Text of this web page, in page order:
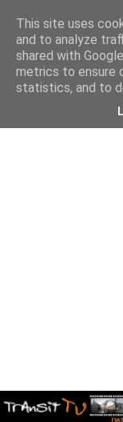
This site uses
and to analyze
shared with
metrics to ensure
statistics, and to